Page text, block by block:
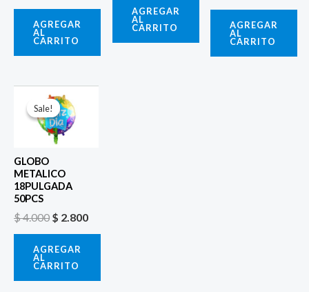
AGREGAR
AL
CARRITO
AGREGAR
AL
CARRITO AGREGAR
AL
CARRITO
Sale!
Sale!
GLOBO
METALICO
18PULGADA
50PCS
$4.000
precio
original
era:
$ 4.000.
$ 2.800
AGREGAR
AL
CARRITO